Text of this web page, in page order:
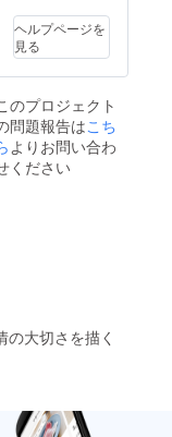
ヘルプページを
見る
のプロジェクト
問題報告はこち
よりお問い合わ
ください
の大切さを描く